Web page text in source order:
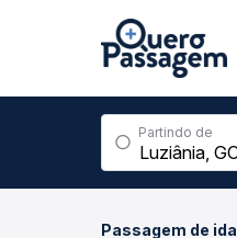
Partindo de
Passagem de ida